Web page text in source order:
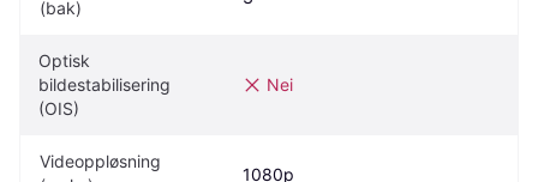
(bak)
Optisk
bildestabilisering
(OIS)
Nei
Videoppløsning
1080p